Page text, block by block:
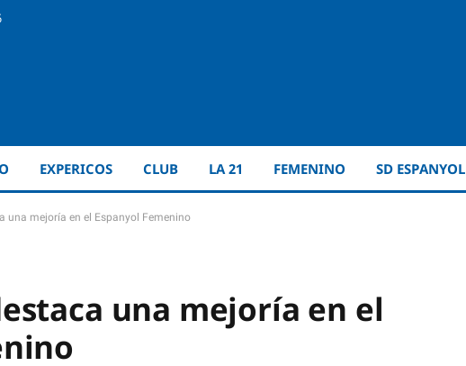
EXPERICOS CLUB LA 21 FEMENINO SD ESPANYOL
una mejoría en el Espanyol Femenino
una mejoría en el